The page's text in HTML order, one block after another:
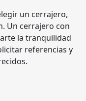
un cerrajero,
Un cerrajero con
la tranquilidad
referencias y